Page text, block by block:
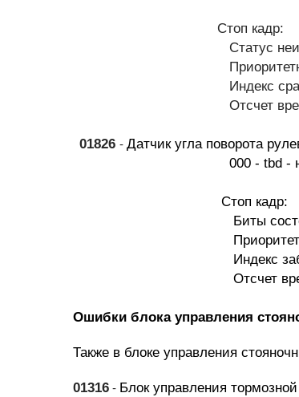
Стоп кадр:
Статус
Индекс
Отсчет
01826 - Датчик угла
000 - tbd -
Стоп кадр:
Биты состояния:
Индекс
Отсчет
Ошибки блока управления
Также в блоке управления
01316 - Блок управления